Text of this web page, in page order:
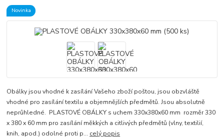
Novinka
Obálky jsou vhodné k zasílání Vašeho zboží poštou, jsou obzvláště
vhodné pro zasílání textilu a objemnějších předmětů. Jsou absolutně
neprůhledné. PLASTOVÉ OBÁLKY s uchem 330x380x60 mm rozměr 330
x 380 x 60 mm pro zasílání měkkých a citlivých předmětů (vlny, textilií,
knih, apod.) odolné proti p... celý popis